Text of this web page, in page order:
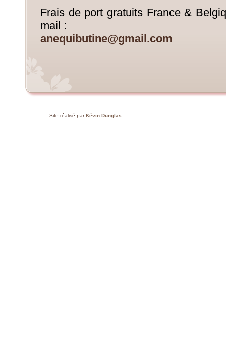
Frais de port gratuits France &
mail :
anequibutine@gmail.com
Site réalisé parKévin Dunglas